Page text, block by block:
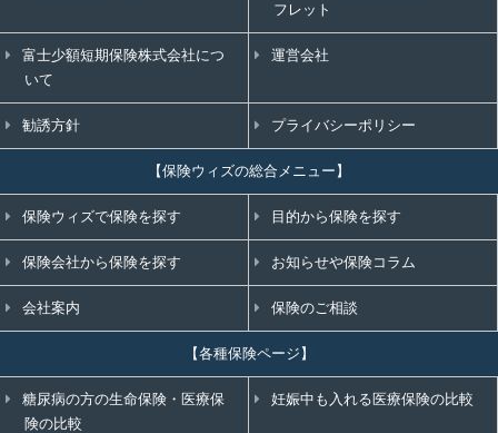
フレット
富士少額短期保険株式会社につ
いて
運営会社
勧誘方針 プライバシーポリシー
【保険ウィズの総合メニュー】
保険ウィズで保険を探す 目的から保険を探す
保険会社から保険を探す お知らせや保険コラム
会社案内 保険のご相談
【各種保険ページ】
糖尿病の方の生命保険・医療保
険の比較
妊娠中も入れる医療保険の比較